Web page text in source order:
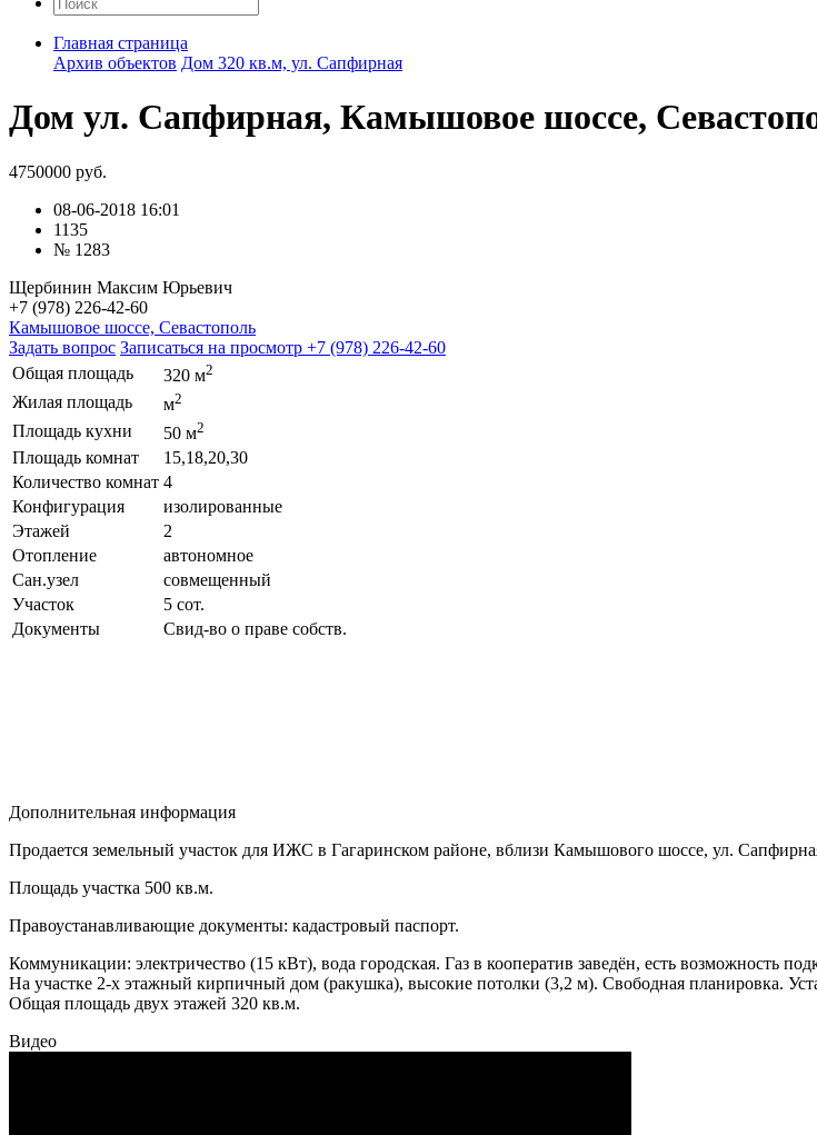
Главная страница
Архив объектов Дом 320 кв.м, ул. Сапфирная
Дом ул. Сапфирная, Камышовое шоссе,
4750000 руб.
08-06-2018 16:01
1135
№ 1283
Щербинин Максим Юрьевич
+7 (978) 226-42-60
Камышовое шоссе, Севастополь
Задать вопрос Записаться на просмотр +7 (978) 226-42-60
Общая площадь
320 м2
Жилая площадь м2
Площадь кухни 50 м2
Площадь комнат
15,18,20,30
Количество комнат 4
Конфигурация
изолированные
Этажей
2
Отопление
автономное
Сан.узел
совмещенный
Участок
5 сот.
Документы
Свид-во о праве собств.
Дополнительная информация
Продается земельный участок для ИЖС в Гагаринском районе, вблизи Камышового шоссе, ул.
Площадь участка 500 кв.м.
Правоустанавливающие документы: кадастровый паспорт.
Коммуникации: электричество (15 кВт), вода городская. Газ в кооператив заведён, есть возможность
На участке 2-х этажный кирпичный дом (ракушка), высокие потолки (3,2 м). Свободная планировка.
Общая площадь двух этажей 320 кв.м.
Видео